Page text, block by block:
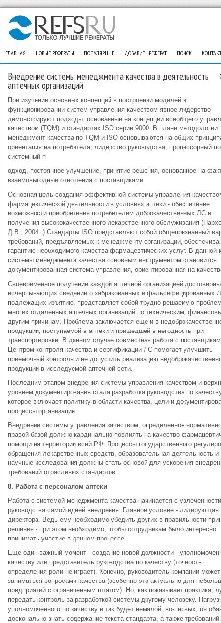
ГЛАВНАЯ НОВЫЕ РЕФЕРАТЫ ПОПУЛЯРНЫЕ ДОБАВИТЬ РЕФЕРАТ ПОИСК
Внедрение системы менеджмента качества в деятельность
аптечных организаций
При изучении основных концепций в построении моделей и
функционировании систем управления качеством явное лидерство
демонстрируют подходы, основанные на концепции всеобщего
качеством (TQM) и стандартах ISO серии 9000. В плане методологии
менеджмент качества по TQM и ISO основываются на общих
ориентация на потребителя, лидерство руководства, процессорный
системный п
одход, постоянное улучшение, принятие решения, основанное на
взаимовыгодные отношения с поставщиками.
Основная цель создания эффективной системы управления
фармацевтической деятельности в условиях аптеки - обеспечение
возможности приобретения потребителем доброкачественных ЛС и
получения высококачественного лекарственного обслуживания
Д.В., 2004 г) Стандарты ISO представляют собой общепризнанный
требований, предъявляемых к менеджменту организации,
гарантию необходимого качества фармацевтических услуг. В данной
системы менеджмента качества основным инструментом становится
документированная система управления, ориентированная на
Своевременное получение каждой аптечной организацией
исчерпывающих сведений о забракованных и фальсифицированных
подлежащих изъятию, представляет собой трудно решаемую
многих отдаленных аптечных организаций по техническим,
другим причинам. Проблема заключается еще и в
продукции, поступаемой в аптеки и пришедшей в негодность при
транспортировке. В данном случае совместная работа с
Центром контроля качества и сертификации ЛС помогает улучшить
приемочный контроль и не допустить реализацию
продукции в исследуемой аптечной сети.
Последним этапом внедрения системы управления качеством и
уровнем документирования стала разработка руководства по
которое включает политику в области качества, цели и
процессы организации
Внедрение системы управления качеством, определенное
правой базой должно кардинально повлиять на качество
помощи на территории всей РФ. Процессы государственного
обращения лекарственных средств, образовательная деятельность и
научные исследования должны стать основой для ускорения
требований отраслевых стандартов.
8. Работа с персоналом аптеки
Работа с системой менеджмента качества начинается с увлеченности
руководства самой идеей внедрения. Главное условие - лидирующая
директора. Ведь ему необходимо убедить других в правильности
решения - при этом необходимо, чтобы сотрудникам было интересно
принимать участие в данном процессе.
Еще один важный момент - создание новой должности -
качеству или представитель руководства по качеству (точность
определения роли не играет). Конечно, руководитель компании
заниматься вопросами качества (особенно это актуально для
предприятий с ограниченным штатом). Но, как показывает практика,
передать контроль за разработкой системы другому человеку.
уполномоченного по качеству и так будет немалой: во-первых, он
досконально знать содержание текста стандарта, а также требований